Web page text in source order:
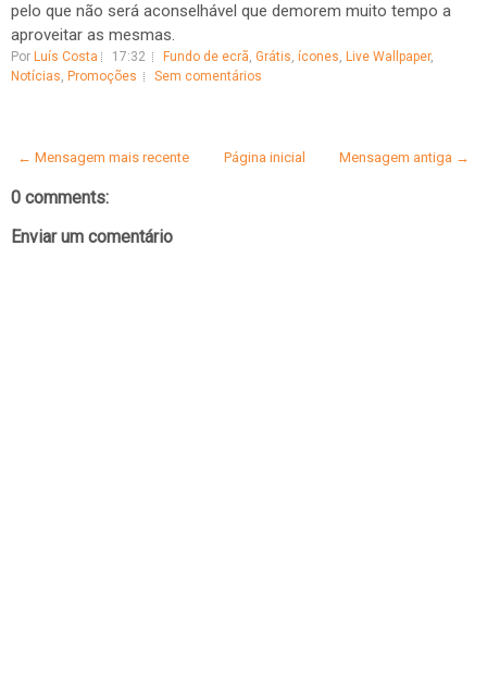
pelo que não será aconselhável que demorem muito tempo a
aproveitar as mesmas.
Por Luís Costa 17:32 Fundo de ecrã, Grátis, ícones, Live Wallpaper,
Notícias, Promoções Sem comentários
← Mensagem mais recente Mensagem antiga →
Página inicial
0 comments:
Enviar um comentário